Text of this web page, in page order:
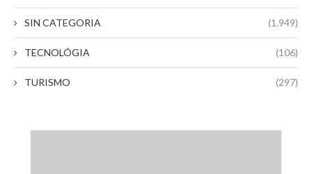
SIN CATEGORIA (1.949)
TECNOLÓGIA (106)
TURISMO (297)